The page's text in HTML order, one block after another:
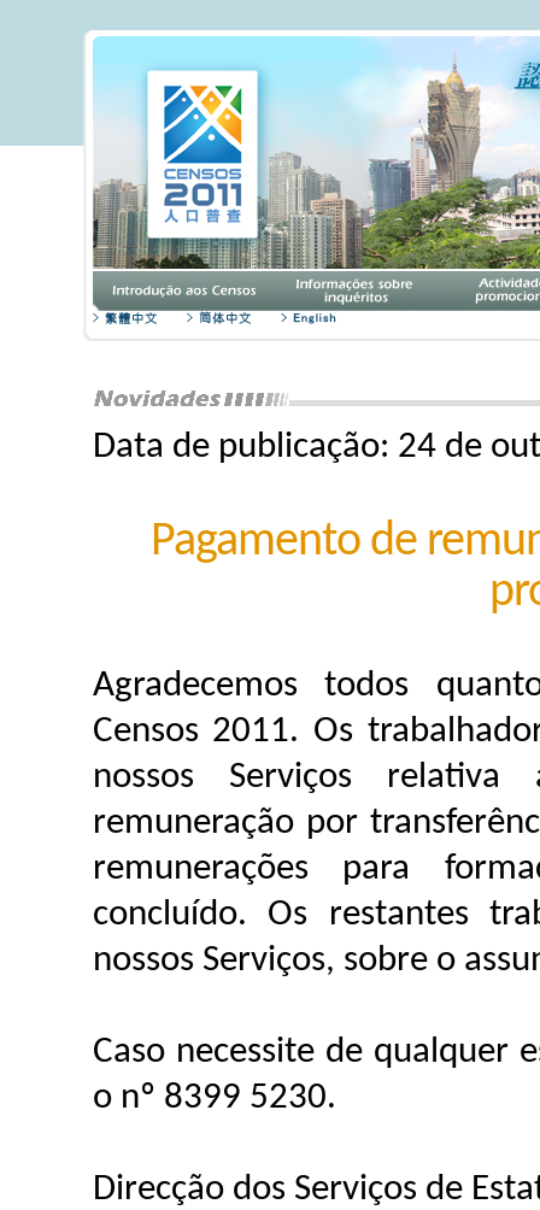
Data de publicação: 24 de
Pagamento de
Agradecemos todos
Censos 2011. Os
nossos Serviços
remuneração por
remunerações para
concluído. Os restantes
nossos Serviços, sobre o
Caso necessite de qualquer
o nº 8399 5230.
Direcção dos Serviços de